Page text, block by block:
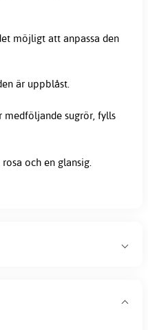
möjligt att anpassa den
är uppblåst.
medföljande sugrör, fylls
rosa och en glansig.